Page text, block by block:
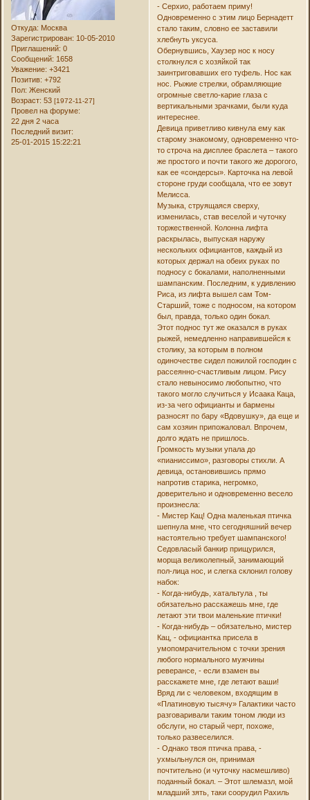
Откуда: Москва
Зарегистрирован: 10-05-2010
Приглашений: 0
Сообщений: 1658
Уважение: +3421
Позитив: +792
Пол: Женский
Возраст: 53[1972-11-27]
Провел на форуме:
22 дня 2 часа
Последний визит:
25-01-2015 15:22:21
- Серхио, работаем приму!
Одновременно с этим лицо Бернадетт
стало таким, словно ее заставили
хлебнуть уксуса.
Обернувшись, Хаузер нос к носу
столкнулся с хозяйкой так
заинтриговавших его туфель. Нос как
нос. Рыжие стрелки, обрамляющие
огромные светло-карие глаза с
вертикальными зрачками, были куда
интереснее.
Девица приветливо кивнула ему как
старому знакомому, одновременно что-
то строча на дисплее браслета – такого
же простого и почти такого же дорогого,
как ее «сондерсы». Карточка на левой
стороне груди сообщала, что ее зовут
Мелисса.
Музыка, струящаяся сверху,
изменилась, став веселой и чуточку
торжественной. Колонна лифта
раскрылась, выпуская наружу
нескольких официантов, каждый из
которых держал на обеих руках по
подносу с бокалами, наполненными
шампанским. Последним, к удивлению
Риса, из лифта вышел сам Том-
Старший, тоже с подносом, на котором
был, правда, только один бокал.
Этот поднос тут же оказался в руках
рыжей, немедленно направившейся к
столику, за которым в полном
одиночестве сидел пожилой господин с
рассеянно-счастливым лицом. Рису
стало невыносимо любопытно, что
такого могло случиться у Исаака Каца,
из-за чего официанты и бармены
разносят по бару «Вдовушку», да еще и
сам хозяин припожаловал. Впрочем,
долго ждать не пришлось.
Громкость музыки упала до
«пианиссимо», разговоры стихли. А
девица, остановившись прямо
напротив старика, негромко,
доверительно и одновременно весело
произнесла:
- Мистер Кац! Одна маленькая птичка
шепнула мне, что сегодняшний вечер
настоятельно требует шампанского!
Седовласый банкир прищурился,
морща великолепный, занимающий
пол-лица нос, и слегка склонил голову
набок:
- Когда-нибудь, хатальтула , ты
обязательно расскажешь мне, где
летают эти твои маленькие птички!
- Когда-нибудь – обязательно, мистер
Кац, - официантка присела в
умопомрачительном с точки зрения
любого нормального мужчины
реверансе, - если взамен вы
расскажете мне, где летают ваши!
Вряд ли с человеком, входящим в
«Платиновую тысячу» Галактики часто
разговаривали таким тоном люди из
обслуги, но старый черт, похоже,
только развеселился.
- Однако твоя птичка права, -
ухмыльнулся он, принимая
почтительно (и чуточку насмешливо)
поданный бокал. – Этот шлемазл, мой
младший зять, таки соорудил Рахиль